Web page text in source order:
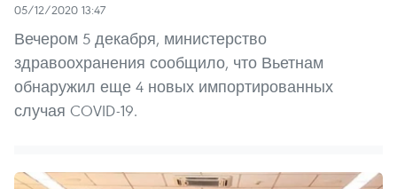
05/12/2020 13:47
Вечером 5 декабря, министерство
здравоохранения сообщило, что Вьетнам
обнаружил еще 4 новых импортированных
случая COVID-19.